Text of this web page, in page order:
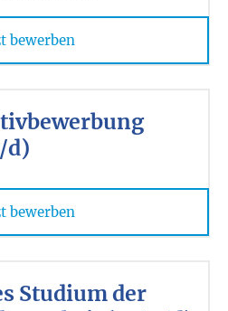
bewerben
d)
bewerben
Studium der